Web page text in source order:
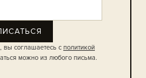
вы соглашаетесь с политикой
можно из любого письма.